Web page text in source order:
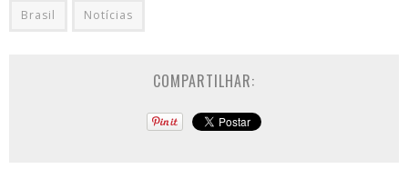
Brasil Notícias
COMPARTILHAR: